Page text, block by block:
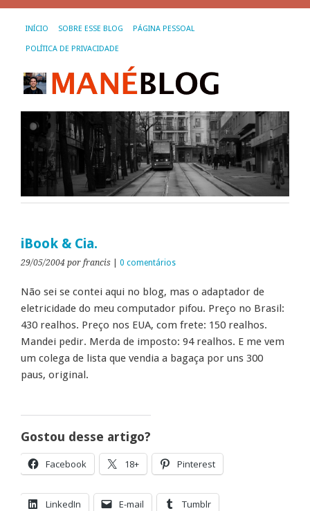
INÍCIO SOBRE ESSE BLOG PÁGINA PESSOAL
POLÍTICA DE PRIVACIDADE
iBook & Cia.
29/05/2004 por francis 0 comentários
Não sei se contei aqui no blog, mas o adaptador de
eletricidade do meu computador pifou. Preço no Brasil:
430 realhos. Preço nos EUA, com frete: 150 realhos.
Mandei pedir. Merda de imposto: 94 realhos. E me vem
um colega de lista que vendia a bagaça por uns 300
paus, original.
Gostou desse artigo?
Facebook 18+ Pinterest
LinkedIn E-mail Tumblr